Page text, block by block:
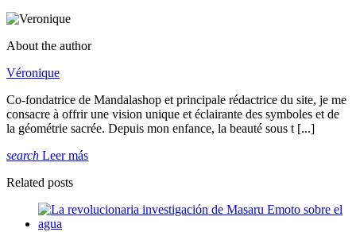
About the author
Véronique
Co-fondatrice de Mandalashop et principale rédactrice du site, je me
consacre à offrir une vision unique et éclairante des symboles et de
la géométrie sacrée. Depuis mon enfance, la beauté sous t [...]
search Leer más
Related posts